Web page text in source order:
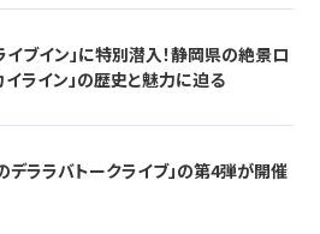
イブイン」に特別潜入！静岡県の絶景ロ
イライン」の歴史と魅力に迫る
デララバトークライブ」の第4弾が開催